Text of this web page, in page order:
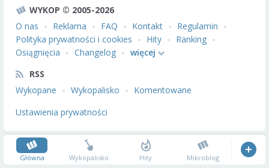
WYKOP © 2005-2026
O nas
Reklama FAQ Kontakt
Regulamin
Polityka prywatności i cookies
Hity
Ranking
Osiągnięcia
Changelog
więcej
RSS
Wykopane
Wykopalisko
Komentowane
Ustawienia prywatności
Główna Wykopalisko Hity Mikroblog